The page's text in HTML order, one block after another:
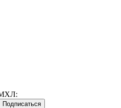
МХЛ:
Подписаться